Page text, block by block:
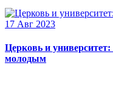
17 Авг 2023
Церковь и университет:
молодым